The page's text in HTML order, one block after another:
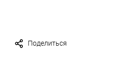
Поделиться